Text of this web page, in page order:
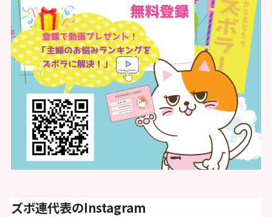
ズボ連代表のInstagram